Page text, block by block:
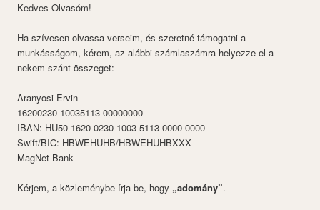
Kedves Olvasóm!
Ha szívesen olvassa verseim, és szeretné támogatni a
munkásságom, kérem, az alábbi számlaszámra helyezze el a
nekem szánt összeget:
Aranyosi Ervin
16200230-10035113-00000000
IBAN: HU50 1620 0230 1003 5113 0000 0000
Swift/BIC: HBWEHUHB/HBWEHUHBXXX
MagNet Bank
Kérjem, a közleménybe írja be, hogy „adomány”.